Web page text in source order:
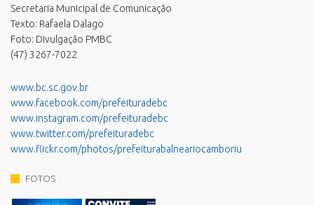
Secretaria Municipal de Comunicação
Texto: Rafaela Dalago
Foto: Divulgação PMBC
(47) 3267-7022
www.bc.sc.gov.br
www.facebook.com/prefeituradebc
www.instagram.com/prefeituradebc
www.twitter.com/prefeituradebc
www.flickr.com/photos/prefeiturabalneariocamboriu
FOTOS